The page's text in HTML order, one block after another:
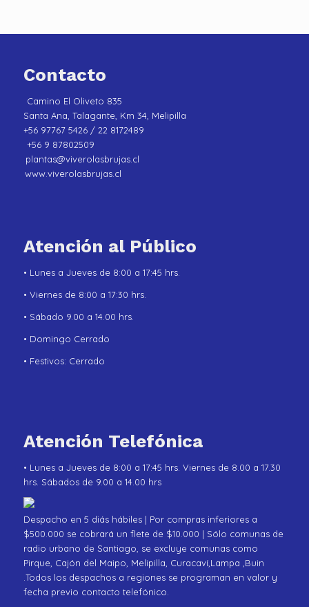
Contacto
Camino El Oliveto 835
Santa Ana, Talagante, Km 34, Melipilla
+56 97767 5426 / 22 8172489
+56 9 87802509
plantas@viverolasbrujas.cl
www.viverolasbrujas.cl
Atención al Público
• Lunes a Jueves de 8:00 a 17:45 hrs.
• Viernes de 8:00 a 17:30 hrs.
• Sábado 9.00 a 14.00 hrs.
• Domingo Cerrado
• Festivos: Cerrado
Atención Telefónica
• Lunes a Jueves de 8:00 a 17:45 hrs. Viernes de 8.00 a 17.30
hrs. Sábados de 9.00 a 14.00 hrs
Despacho en 5 diás hábiles | Por compras inferiores a
$500.000 se cobrará un flete de $10.000 | Sólo comunas de
radio urbano de Santiago, se excluye comunas como
Pirque, Cajón del Maipo, Melipilla, Curacaví,Lampa ,Buin
.Todos los despachos a regiones se programan en valor y
fecha previo contacto telefónico.